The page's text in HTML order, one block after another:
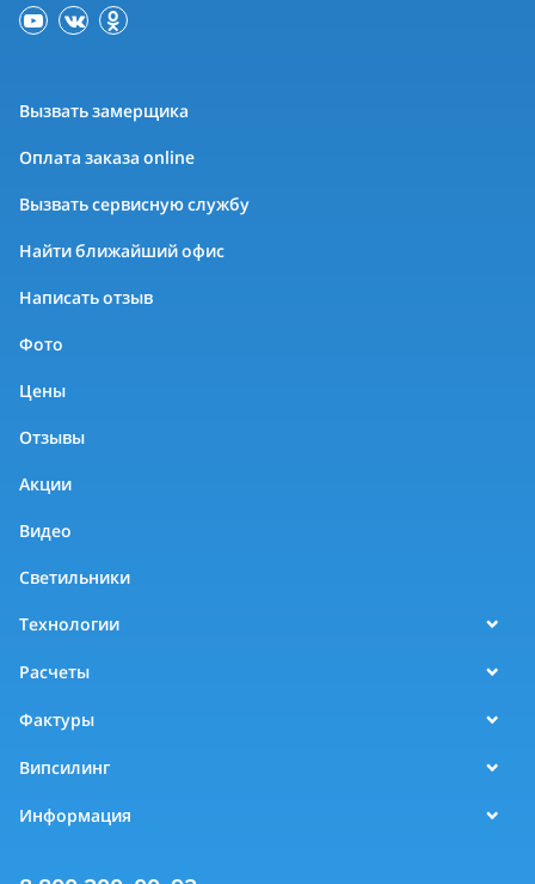
Вызвать замерщика
Оплата заказа online
Вызвать сервисную службу
Найти ближайший офис
Написать отзыв
Фото
Цены
Отзывы
Акции
Видео
Светильники
Технологии
Расчеты
Фактуры
Випсилинг
Информация